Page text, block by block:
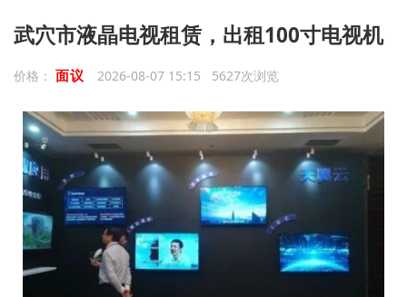
武穴市液晶电视租赁，出租100寸电视机
价格： 面议 2026-08-07 15:15 5627次浏览